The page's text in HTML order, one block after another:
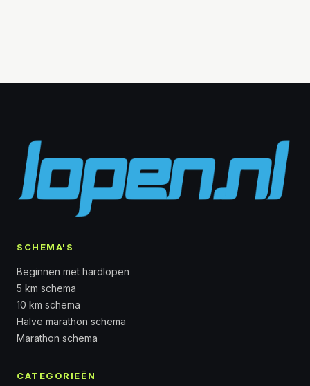
SCHEMA'S
Beginnen met hardlopen
5 km schema
10 km schema
Halve marathon schema
Marathon schema
CATEGORIEËN